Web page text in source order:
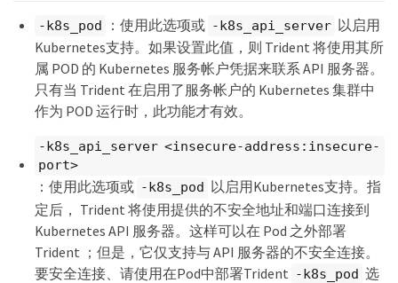
-k8s_pod ：使用此选项或 -k8s_api_server 以启用
Kubernetes支持。如果设置此值，则 Trident 将使用其所
属 POD 的 Kubernetes 服务帐户凭据来联系 API 服务器。
只有当 Trident 在启用了服务帐户的 Kubernetes 集群中
作为 POD 运行时，此功能才有效。
-k8s_api_server <insecure-address:insecure-
port>
：使用此选项或 -k8s_pod 以启用Kubernetes支持。指
定后， Trident 将使用提供的不安全地址和端口连接到
Kubernetes API 服务器。这样可以在 Pod 之外部署
Trident ；但是，它仅支持与 API 服务器的不安全连接。
要安全连接、请使用在Pod中部署Trident -k8s_pod 选